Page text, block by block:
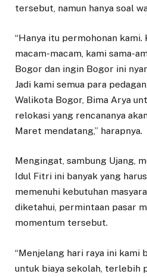
tersebut, namun hanya soal
“Hanya itu permohonan kami.
macam-macam, kami sama-
Bogor dan ingin Bogor ini
Jadi kami semua para
Walikota Bogor, Bima Arya
relokasi yang rencananya
Maret mendatang,” harapnya.
Mengingat, sambung Ujang,
Idul Fitri ini banyak yang
memenuhi kebutuhan
diketahui, permintaan pasar
momentum tersebut.
“Menjelang hari raya ini kami
untuk biaya sekolah, terlebih